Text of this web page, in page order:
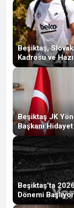
Beşiktaş,
Kadrosu ve
Beşiktaş JK
Başkanı
Beşiktaş’ta
Dönemi